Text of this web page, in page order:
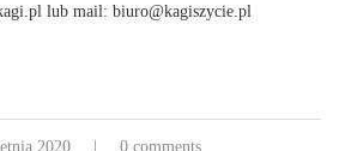
lub mail: biuro@kagiszycie.pl
2020 0 comments